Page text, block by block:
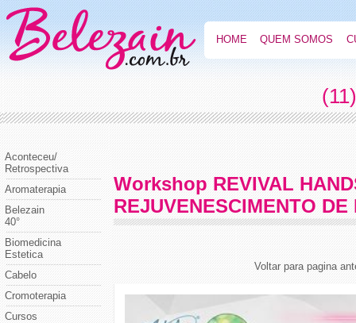
HOME QUEM SOMOS
Aconteceu/
Retrospectiva
Aromaterapia
Belezain
40°
Biomedicina
Estetica
Cabelo
Cromoterapia
Cursos
Workshop REVIVAL
REJUVENESCIMENTO DE
Voltar para pagina